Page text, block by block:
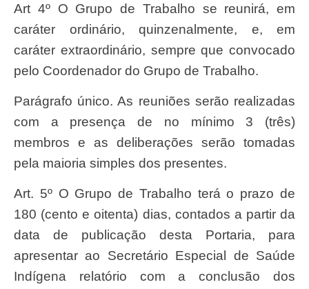
Art 4º O Grupo de Trabalho se reunirá, em
caráter ordinário, quinzenalmente, e, em
caráter extraordinário, sempre que convocado
pelo Coordenador do Grupo de Trabalho.
Parágrafo único. As reuniões serão realizadas
com a presença de no mínimo 3 (três)
membros e as deliberações serão tomadas
pela maioria simples dos presentes.
Art. 5º O Grupo de Trabalho terá o prazo de
180 (cento e oitenta) dias, contados a partir da
data de publicação desta Portaria, para
apresentar ao Secretário Especial de Saúde
Indígena relatório com a conclusão dos